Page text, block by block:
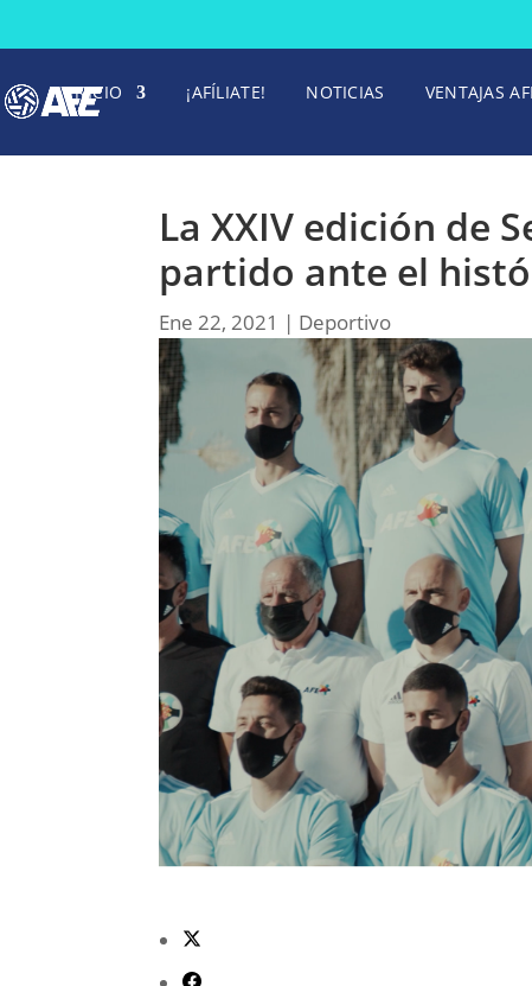
INICIO ¡AFÍLIATE! NOTICIAS VENTAJAS
La XXIV edición de
partido ante el
Ene 22, 2021 | Deportivo